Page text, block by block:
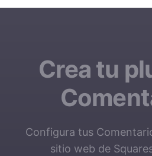
Crea tu
Configura tus
sitio web de